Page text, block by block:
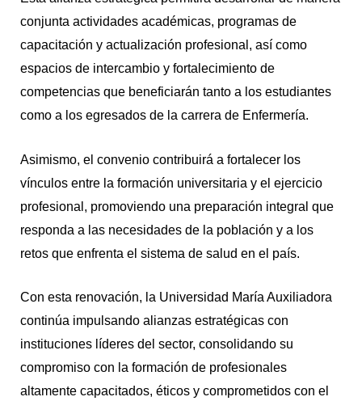
conjunta actividades académicas, programas de
capacitación y actualización profesional, así como
espacios de intercambio y fortalecimiento de
competencias que beneficiarán tanto a los estudiantes
como a los egresados de la carrera de Enfermería.
Asimismo, el convenio contribuirá a fortalecer los
vínculos entre la formación universitaria y el ejercicio
profesional, promoviendo una preparación integral que
responda a las necesidades de la población y a los
retos que enfrenta el sistema de salud en el país.
Con esta renovación, la Universidad María Auxiliadora
continúa impulsando alianzas estratégicas con
instituciones líderes del sector, consolidando su
compromiso con la formación de profesionales
altamente capacitados, éticos y comprometidos con el